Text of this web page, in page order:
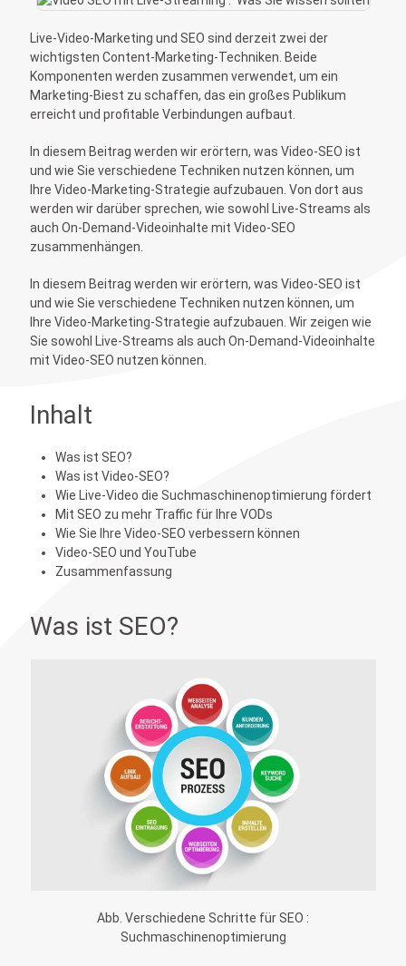
Live-Video-Marketing und SEO sind derzeit zwei der
wichtigsten Content-Marketing-Techniken. Beide
Komponenten werden zusammen verwendet, um ein
Marketing-Biest zu schaffen, das ein großes Publikum
erreicht und profitable Verbindungen aufbaut.
In diesem Beitrag werden wir erörtern, was Video-SEO ist
und wie Sie verschiedene Techniken nutzen können, um
Ihre Video-Marketing-Strategie aufzubauen. Von dort aus
werden wir darüber sprechen, wie sowohl Live-Streams als
auch On-Demand-Videoinhalte mit Video-SEO
zusammenhängen.
In diesem Beitrag werden wir erörtern, was Video-SEO ist
und wie Sie verschiedene Techniken nutzen können, um
Ihre Video-Marketing-Strategie aufzubauen. Wir zeigen wie
Sie sowohl Live-Streams als auch On-Demand-Videoinhalte
mit Video-SEO nutzen können.
Inhalt
Was ist SEO?
Was ist Video-SEO?
Wie Live-Video die Suchmaschinenoptimierung fördert
Mit SEO zu mehr Traffic für Ihre VODs
Wie Sie Ihre Video-SEO verbessern können
Video-SEO und YouTube
Zusammenfassung
Was ist SEO?
Abb. Verschiedene Schritte für SEO :
Suchmaschinenoptimierung